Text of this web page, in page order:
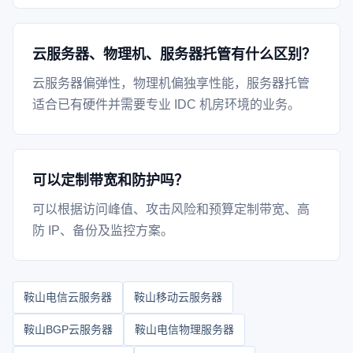
云服务器、物理机、服务器托管有什么区别？
云服务器偏弹性，物理机偏独享性能，服务器托管
适合已有硬件并需要专业 IDC 机房环境的业务。
可以定制带宽和防护吗？
可以根据访问峰值、攻击风险和预算定制带宽、高
防 IP、备份及监控方案。
鞍山电信云服务器 鞍山移动云服务器
鞍山BGP云服务器 鞍山电信物理服务器